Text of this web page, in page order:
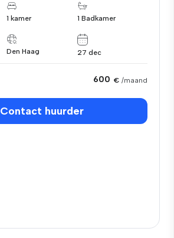
1 kamer 1 Badkamer
Den Haag 27 dec
600 € /maand
Contact huurder